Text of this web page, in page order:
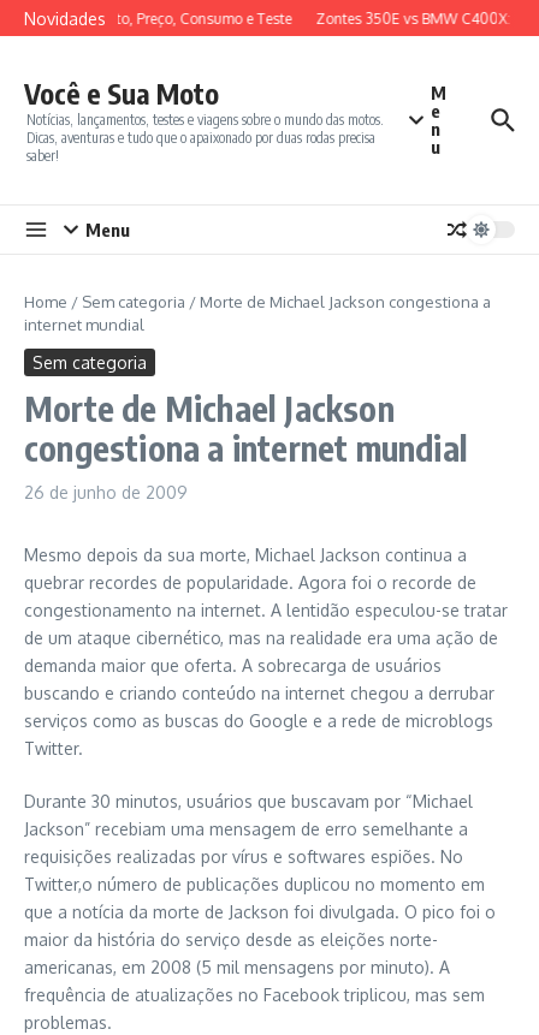
Ir para o conteúdo
Novidades
Review Completo, Preço, Consumo e Teste Zontes 350E vs BMW C400X:
Você e Sua Moto
Notícias, lançamentos, testes e viagens sobre o mundo das motos.
Dicas, aventuras e tudo que o apaixonado por duas rodas precisa
saber!
M
e
n
u
Menu
Home / Sem categoria / Morte de Michael Jackson congestiona a
internet mundial
Sem categoria
Morte de Michael Jackson
congestiona a internet mundial
26 de junho de 2009
Mesmo depois da sua morte, Michael Jackson continua a
quebrar recordes de popularidade. Agora foi o recorde de
congestionamento na internet. A lentidão especulou-se tratar
de um ataque cibernético, mas na realidade era uma ação de
demanda maior que oferta. A sobrecarga de usuários
buscando e criando conteúdo na internet chegou a derrubar
serviços como as buscas do Google e a rede de microblogs
Twitter.
Durante 30 minutos, usuários que buscavam por “Michael
Jackson” recebiam uma mensagem de erro semelhante a
requisições realizadas por vírus e softwares espiões. No
Twitter,o número de publicações duplicou no momento em
que a notícia da morte de Jackson foi divulgada. O pico foi o
maior da história do serviço desde as eleições norte-
americanas, em 2008 (5 mil mensagens por minuto). A
frequência de atualizações no Facebook triplicou, mas sem
problemas.